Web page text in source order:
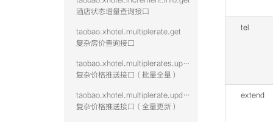
酒店状态增量查询接口
taobao.xhotel.multiplerate.get
复杂房价查询接口
taobao.xhotel.multiplerates.update
复杂价格推送接口（批量全量）
taobao.xhotel.multiplerate.update
复杂价格推送接口（全量更新）
tel
extend